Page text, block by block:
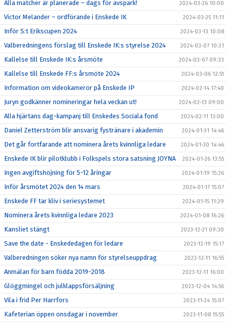
Alla matcher är planerade – dags för avspark! 2024-03-26 10:00
Victor Melander – ordförande i Enskede IK 2024-03-25 11:11
Inför S:t Erikscupen 2024 2024-03-13 10:08
Valberedningens förslag till Enskede IK:s styrelse 2024 2024-03-07 10:31
Kallelse till Enskede IK:s årsmöte 2024-03-07 09:33
Kallelse till Enskede FF:s årsmöte 2024 2024-03-06 12:51
Information om videokameror på Enskede IP 2024-02-14 17:40
Juryn godkänner nomineringar hela veckan ut! 2024-02-13 09:00
Alla hjärtans dag-kampanj till Enskedes Sociala fond 2024-02-11 13:00
Daniel Zetterström blir ansvarig fystränare i akademin 2024-01-31 14:46
Det går fortfarande att nominera årets kvinnliga ledare 2024-01-30 14:46
Enskede IK blir pilotklubb i Folkspels stora satsning JOYNA 2024-01-26 13:55
Ingen avgiftshöjning för 5-12 åringar 2024-01-19 15:26
Inför årsmötet 2024 den 14 mars 2024-01-17 15:07
Enskede FF tar kliv i seriesystemet 2024-01-15 11:29
Nominera årets kvinnliga ledare 2023 2024-01-08 16:26
Kansliet stängt 2023-12-21 09:30
Save the date - Enskededagen för ledare 2023-12-19 15:17
Valberedningen söker nya namn för styrelseuppdrag 2023-12-11 16:55
Anmälan för barn födda 2019-2018 2023-12-11 16:00
Glöggmingel och julklappsförsäljning 2023-12-04 14:56
Vila i frid Per Harrfors 2023-11-24 15:07
Kafeterian öppen onsdagar i november 2023-11-08 15:55